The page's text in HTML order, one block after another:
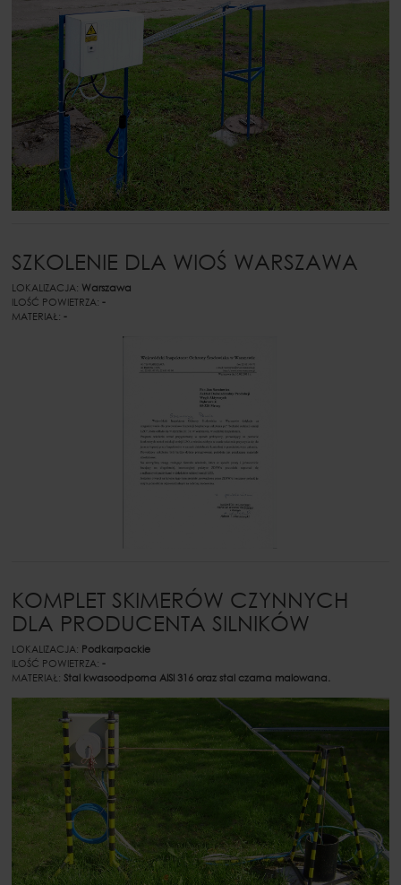
SZKOLENIE DLA WIOŚ WARSZAWA
LOKALIZACJA: Warszawa
ILOŚĆ POWIETRZA:-
MATERIAŁ:-
KOMPLET SKIMERÓW CZYNNYCH
DLA PRODUCENTA SILNIKÓW
LOKALIZACJA: Podkarpackie
ILOŚĆ POWIETRZA:-
MATERIAŁ:Stal kwasoodporna AISI 316 oraz stal czarna malowana.